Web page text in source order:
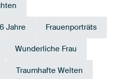
Jahre Frauenporträts
Wunderliche Frau
Traumhafte Welten